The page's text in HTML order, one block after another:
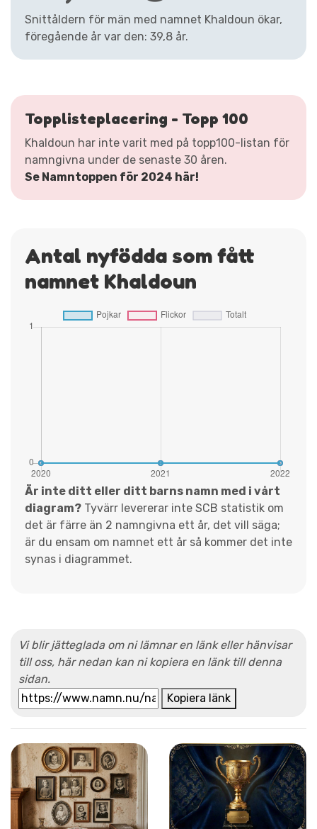
Snittåldern för män med namnet Khaldoun ökar,
föregående år var den: 39,8 år.
Topplisteplacering - Topp 100
Khaldoun har inte varit med på topp100-listan för
namngivna under de senaste 30 åren.
Se Namntoppen för 2024 här!
Antal nyfödda som fått
namnet Khaldoun
Är inte ditt eller ditt barns namn med i vårt
diagram? Tyvärr levererar inte SCB statistik om
det är färre än 2 namngivna ett år, det vill säga;
är du ensam om namnet ett år så kommer det inte
synas i diagrammet.
Vi blir jätteglada om ni lämnar en länk eller hänvisar
till oss, här nedan kan ni kopiera en länk till denna
sidan.
Kopiera länk